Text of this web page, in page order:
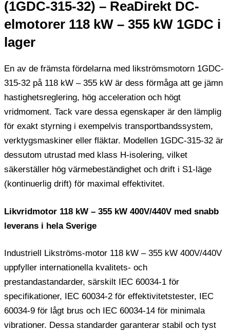
(1GDC-315-32) – ReaDirekt DC-
elmotorer 118 kW – 355 kW 1GDC i
lager
En av de främsta fördelarna med likströmsmotorn 1GDC-
315-32 på 118 kW – 355 kW är dess förmåga att ge jämn
hastighetsreglering, hög acceleration och högt
vridmoment. Tack vare dessa egenskaper är den lämplig
för exakt styrning i exempelvis transportbandssystem,
verktygsmaskiner eller fläktar. Modellen 1GDC-315-32 är
dessutom utrustad med klass H-isolering, vilket
säkerställer hög värmebeständighet och drift i S1-läge
(kontinuerlig drift) för maximal effektivitet.
Likvridmotor 118 kW – 355 kW 400V/440V med snabb
leverans i hela Sverige
Industriell Likströms-motor 118 kW – 355 kW 400V/440V
uppfyller internationella kvalitets- och
prestandastandarder, särskilt IEC 60034-1 för
specifikationer, IEC 60034-2 för effektivitetstester, IEC
60034-9 för lågt brus och IEC 60034-14 för minimala
vibrationer. Dessa standarder garanterar stabil och tyst